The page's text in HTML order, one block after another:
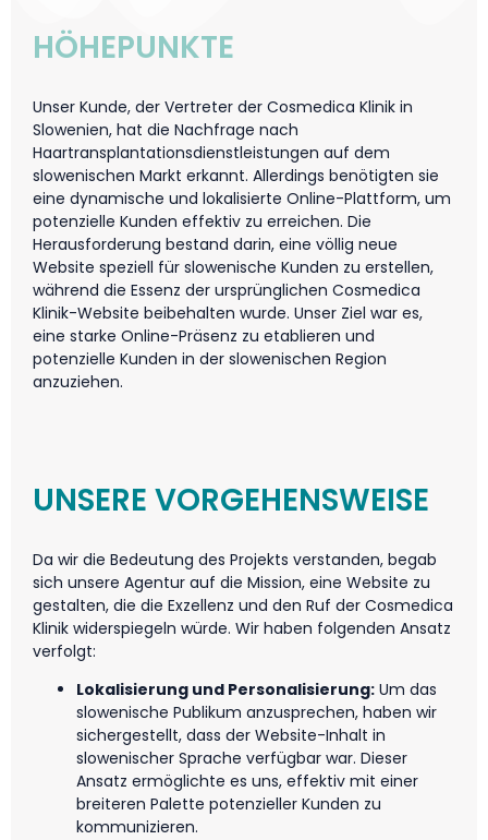
HÖHEPUNKTE
Unser Kunde, der Vertreter der Cosmedica Klinik in
Slowenien, hat die Nachfrage nach
Haartransplantationsdienstleistungen auf dem
slowenischen Markt erkannt. Allerdings benötigten sie
eine dynamische und lokalisierte Online-Plattform, um
potenzielle Kunden effektiv zu erreichen. Die
Herausforderung bestand darin, eine völlig neue
Website speziell für slowenische Kunden zu erstellen,
während die Essenz der ursprünglichen Cosmedica
Klinik-Website beibehalten wurde. Unser Ziel war es,
eine starke Online-Präsenz zu etablieren und
potenzielle Kunden in der slowenischen Region
anzuziehen.
UNSERE VORGEHENSWEISE
Da wir die Bedeutung des Projekts verstanden, begab
sich unsere Agentur auf die Mission, eine Website zu
gestalten, die die Exzellenz und den Ruf der Cosmedica
Klinik widerspiegeln würde. Wir haben folgenden Ansatz
verfolgt:
Lokalisierung und Personalisierung: Um das
slowenische Publikum anzusprechen, haben wir
sichergestellt, dass der Website-Inhalt in
slowenischer Sprache verfügbar war. Dieser
Ansatz ermöglichte es uns, effektiv mit einer
breiteren Palette potenzieller Kunden zu
kommunizieren.